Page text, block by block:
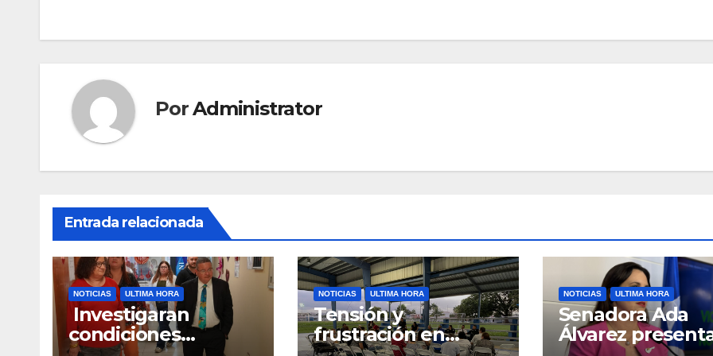
entradas
PorAdministrator
Entrada relacionada
NOTICIAS ULTIMA HORA
Investigaran
condiciones
NOTICIAS ULTIMA HORA
Tensión y
frustración en
NOTICIAS ULTIMA HORA
Senadora Ada
Álvarez